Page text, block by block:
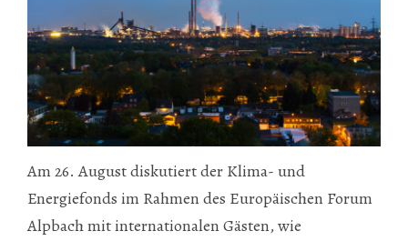
Am 26. August diskutiert der Klima- und
Energiefonds im Rahmen des Europäischen Forum
Alpbach mit internationalen Gästen, wie